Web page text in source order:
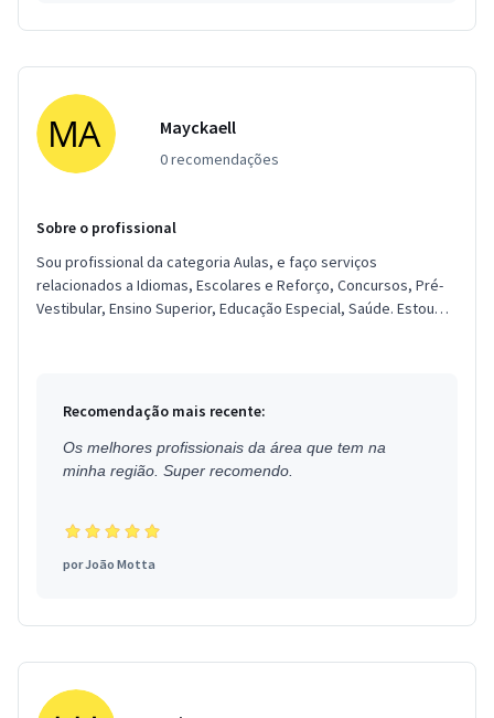
Mayckaell
0 recomendações
Sobre o profissional
Sou profissional da categoria Aulas, e faço serviços
relacionados a Idiomas, Escolares e Reforço, Concursos, Pré-
Vestibular, Ensino Superior, Educação Especial, Saúde. Estou
Recomendação mais recente:
Os melhores profissionais da área que tem na
minha região. Super recomendo.
porJoão Motta